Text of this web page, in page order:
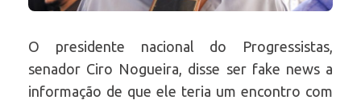
O presidente nacional do Progressistas,
senador Ciro Nogueira, disse ser fake news a
informação de que ele teria um encontro com